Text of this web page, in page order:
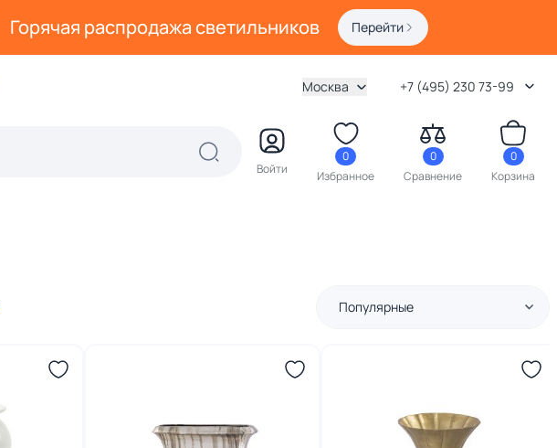
Горячая распродажа светильников Перейти
Москва +7 (495) 230 73-99
Войти
0
Избранное
0
Сравнение
0
Корзина
Популярные